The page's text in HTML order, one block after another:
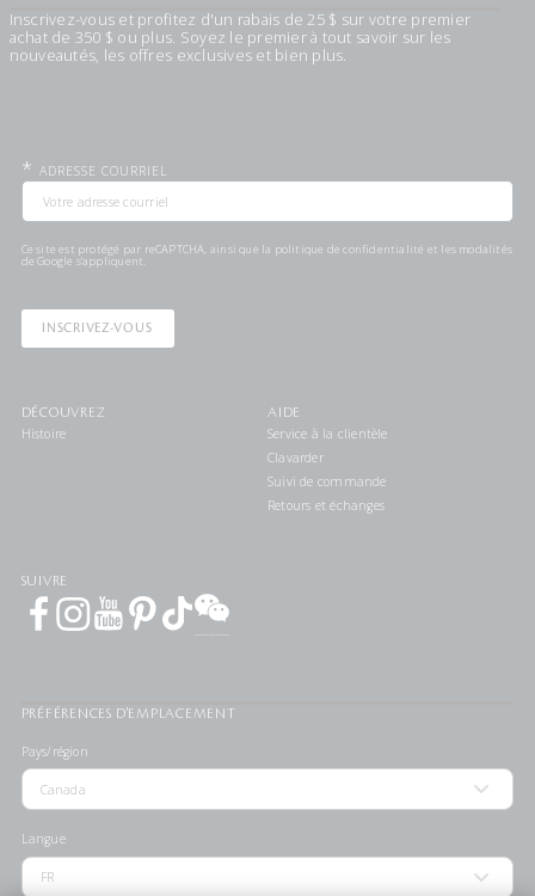
Inscrivez-vous et profitez d'un rabais de 25 $ sur votre premier
achat de 350 $ ou plus. Soyez le premier à tout savoir sur les
nouveautés, les offres exclusives et bien plus.
* ADRESSE COURRIEL
Ce site est protégé par reCAPTCHA, ainsi que la politique de confidentialité et les modalités
de Google s'appliquent.
INSCRIVEZ-VOUS
DÉCOUVREZ
Histoire
AIDE
Service à la clientèle
Clavarder
Suivi de commande
Retours et échanges
SUIVRE
PRÉFÉRENCES D'EMPLACEMENT
Pays/région
Langue